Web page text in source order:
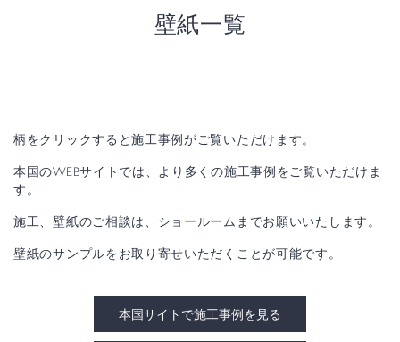
壁紙一覧
柄をクリックすると施工事例がご覧いただけます。
本国のWEBサイトでは、より多くの施工事例をご覧いただけま
す。
施工、壁紙のご相談は、ショールームまでお願いいたします。
壁紙のサンプルをお取り寄せいただくことが可能です。
本国サイトで施工事例を見る